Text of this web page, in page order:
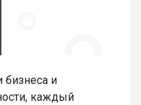
бизнеса и
каждый